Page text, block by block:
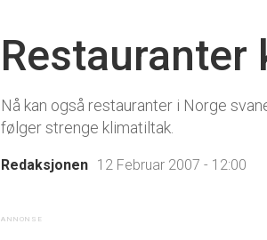
Restauranter
Nå kan også restauranter i Norge
følger strenge klimatiltak.
Redaksjonen 12 Februar 2007 - 12:00